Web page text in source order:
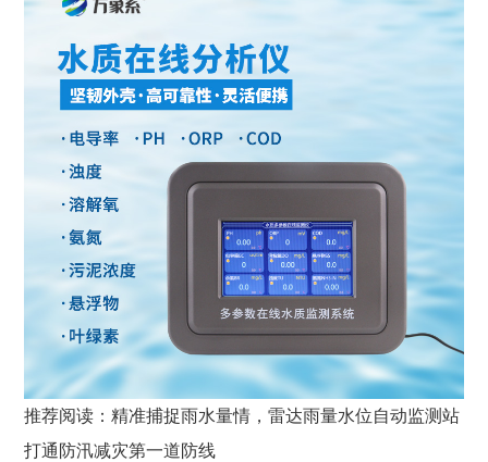
推荐阅读： 精准捕捉雨水量情，雷达雨量水位自动监测站
打通防汛减灾第一道防线